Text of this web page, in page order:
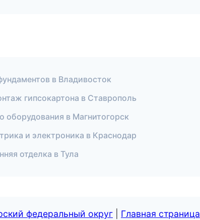
в Владивосток
гипсокартона в Ставрополь
оборудования в Магнитогорск
и электроника в Краснодар
отделка в Тула
федеральный округ Главная страница